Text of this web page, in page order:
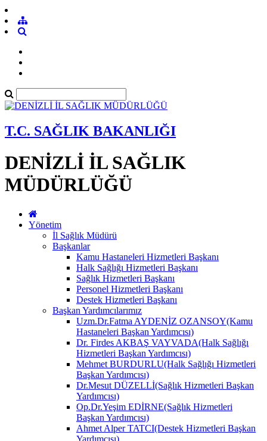
T.C. SAĞLIK BAKANLIĞI
DENİZLİ İL SAĞLIK
MÜDÜRLÜĞÜ
Yönetim
İl Sağlık Müdürü
Başkanlar
Kamu Hastaneleri Hizmetleri Başkanı
Halk Sağlığı Hizmetleri Başkanı
Sağlık Hizmetleri Başkanı
Personel Hizmetleri Başkanı
Destek Hizmetleri Başkanı
Başkan Yardımcılarımız
Uzm.Dr.Fatma AYDENİZ OZANSOY(Kamu
Hastaneleri Başkan Yardımcısı)
Dr. Firdes AKBAŞ VAYVADA(Halk Sağlığı
Hizmetleri Başkan Yardımcısı)
Mehmet BURDURLU(Halk Sağlığı Hizmetleri
Başkan Yardımcısı)
Dr.Mesut DÜZELLİ(Sağlık Hizmetleri Başkan
Yardımcısı)
Op.Dr.Yeşim EDİRNE(Sağlık Hizmetleri
Başkan Yardımcısı)
Ahmet Alper TATCI(Destek Hizmetleri Başkan
Yardımcısı)